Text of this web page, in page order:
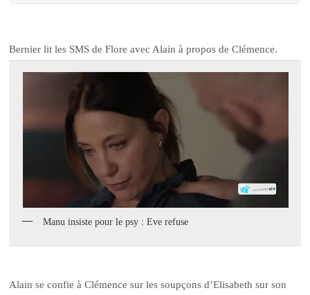
Bernier lit les SMS de Flore avec Alain à propos de Clémence.
Manu insiste pour le psy : Eve refuse
Alain se confie à Clémence sur les soupçons d’Elisabeth sur son